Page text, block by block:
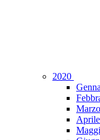
2020
Marzo
Aprile